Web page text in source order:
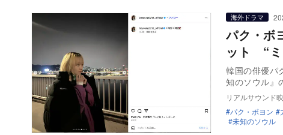
海外ドラマ
パク・ボ
ット “ミ
韓国の俳優パ
知のソウル』
リアルサウンド
パク・ボヨン
未知のソウル